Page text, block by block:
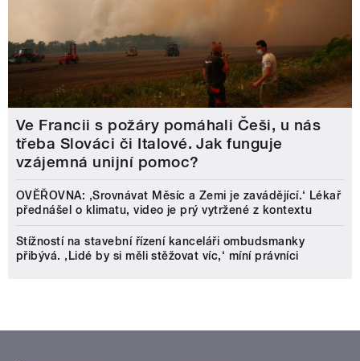
Ve Francii s požáry pomáhali Češi, u nás
třeba Slováci či Italové. Jak funguje
vzájemná unijní pomoc?
OVĚŘOVNA: ‚Srovnávat Měsíc a Zemi je zavádějící.‘ Lékař
přednášel o klimatu, video je prý vytržené z kontextu
Stížností na stavební řízení kanceláři ombudsmanky
přibývá. ‚Lidé by si měli stěžovat víc,‘ míní právníci